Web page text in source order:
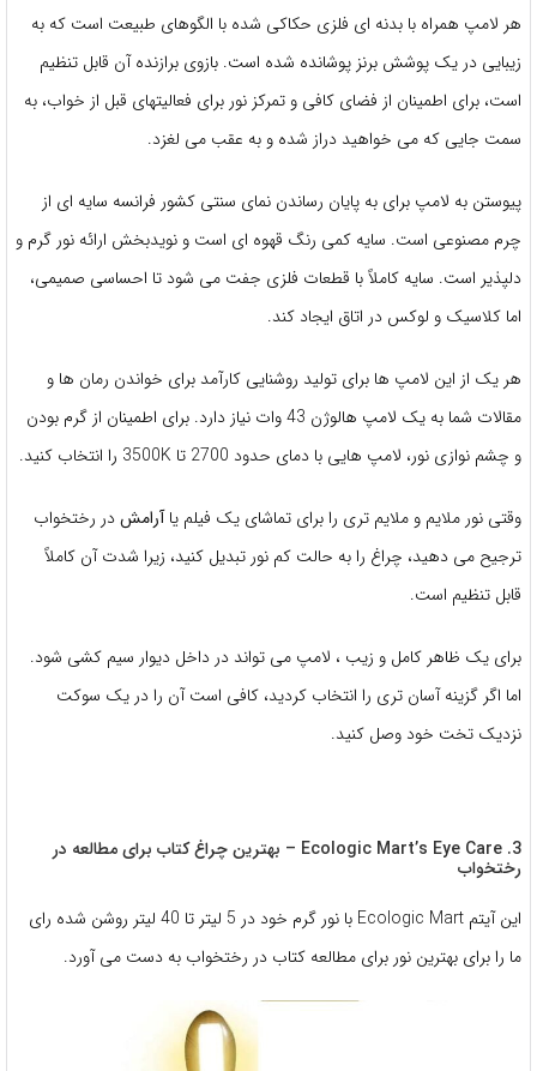
هر لامپ همراه با بدنه ای فلزی حکاکی شده با الگوهای طبیعت است که به
زیبایی در یک پوشش برنز پوشانده شده است. بازوی برازنده آن قابل تنظیم
است، برای اطمینان از فضای کافی و تمرکز نور برای فعالیتهای قبل از خواب، به
سمت جایی که می خواهید دراز شده و به عقب می لغزد.
پیوستن به لامپ برای به پایان رساندن نمای سنتی کشور فرانسه سایه ای از
چرم مصنوعی است. سایه کمی رنگ قهوه ای است و نویدبخش ارائه نور گرم و
دلپذیر است. سایه کاملاً با قطعات فلزی جفت می شود تا احساسی صمیمی،
اما کلاسیک و لوکس در اتاق ایجاد کند.
هر یک از این لامپ ها برای تولید روشنایی کارآمد برای خواندن رمان ها و
مقالات شما به یک لامپ هالوژن 43 وات نیاز دارد. برای اطمینان از گرم بودن
و چشم نوازی نور، لامپ هایی با دمای حدود 2700 تا 3500K را انتخاب کنید.
وقتی نور ملایم و ملایم تری را برای تماشای یک فیلم یاآرامش در رختخواب
ترجیح می دهید، چراغ را به حالت کم نور تبدیل کنید، زیرا شدت آن کاملاً
قابل تنظیم است.
برای یک ظاهر کامل و زیب ، لامپ می تواند در داخل دیوار سیم کشی شود.
اما اگر گزینه آسان تری را انتخاب کردید، کافی است آن را در یک سوکت
نزدیک تخت خود وصل کنید.
3. Ecologic Mart’s Eye Care – بهترین چراغ کتاب برای مطالعه در
رختخواب
این آیتم Ecologic Mart با نور گرم خود در 5 لیتر تا 40 لیتر روشن شده رای
ما را برای بهترین نور برای مطالعه کتاب در رختخواب به دست می آورد.